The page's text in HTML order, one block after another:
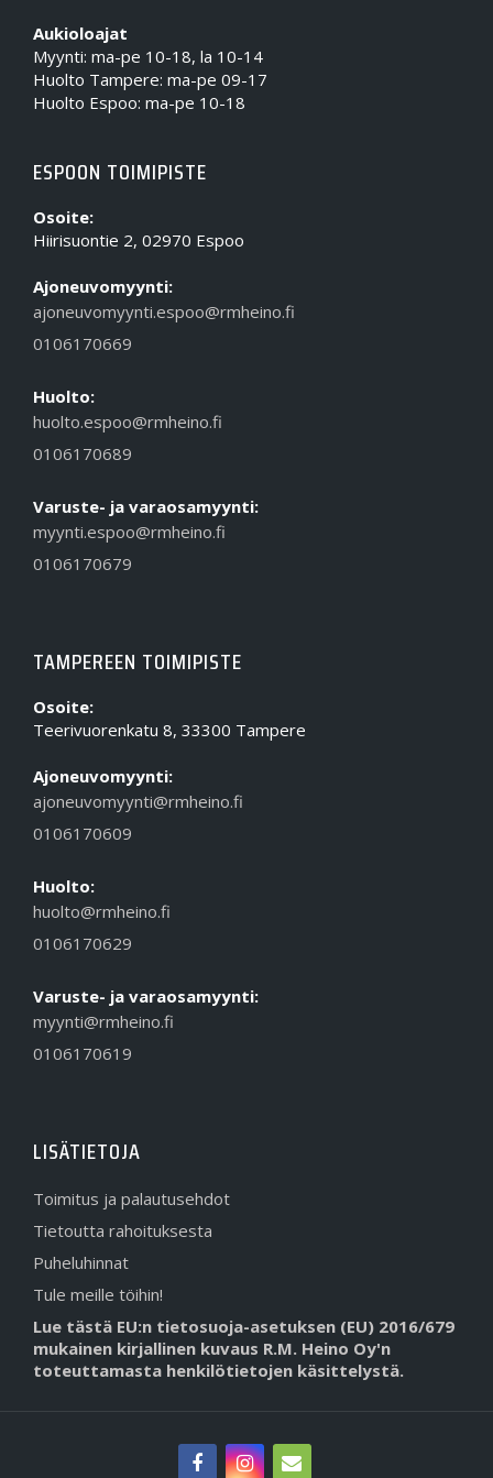
Aukioloajat
Myynti: ma-pe 10-18, la 10-14
Huolto Tampere: ma-pe 09-17
Huolto Espoo: ma-pe 10-18
ESPOON TOIMIPISTE
Osoite:
Hiirisuontie 2, 02970 Espoo
Ajoneuvomyynti:
ajoneuvomyynti.espoo@rmheino.fi
0106170669
Huolto:
huolto.espoo@rmheino.fi
0106170689
Varuste- ja varaosamyynti:
myynti.espoo@rmheino.fi
0106170679
TAMPEREEN TOIMIPISTE
Osoite:
Teerivuorenkatu 8, 33300 Tampere
Ajoneuvomyynti:
ajoneuvomyynti@rmheino.fi
0106170609
Huolto:
huolto@rmheino.fi
0106170629
Varuste- ja varaosamyynti:
myynti@rmheino.fi
0106170619
LISÄTIETOJA
Toimitus ja palautusehdot
Tietoutta rahoituksesta
Puheluhinnat
Tule meille töihin!
Lue tästä EU:n tietosuoja-asetuksen (EU) 2016/679
mukainen kirjallinen kuvaus R.M. Heino Oy'n
toteuttamasta henkilötietojen käsittelystä.